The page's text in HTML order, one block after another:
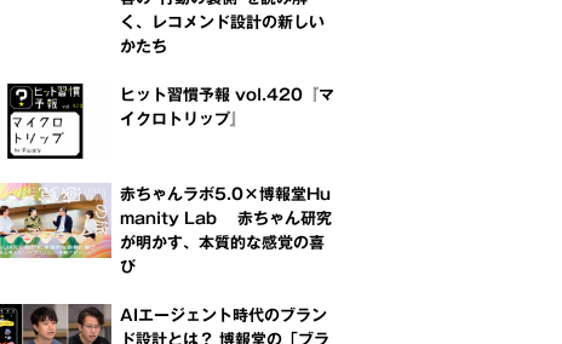
く、レコメンド設計の新しい
かたち
ヒット習慣予報 vol.420『マ
イクロトリップ』
赤ちゃんラボ5.0×博報堂Hu
manity Lab 赤ちゃん研究
が明かす、本質的な感覚の喜
び
AIエージェント時代のブラン
ド設計とは？ 博報堂の「ブラ